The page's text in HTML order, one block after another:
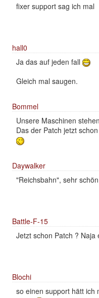
fixer support sag ich mal
hall0
Ja das auf jeden fall
Gleich mal saugen.
Bommel
Unsere Maschinen
Das der Patch jetzt
Daywalker
"Reichsbahn", sehr schön
Battle-F-15
Jetzt schon Patch ? Naja
Blochi
so einen support hätt ich